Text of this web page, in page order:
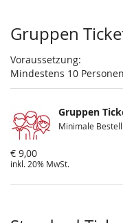
Produkte
Gruppen
Voraussetzung:
Mindestens 10
Gruppen
Minimale
€ 9,00
inkl. 20% MwSt.